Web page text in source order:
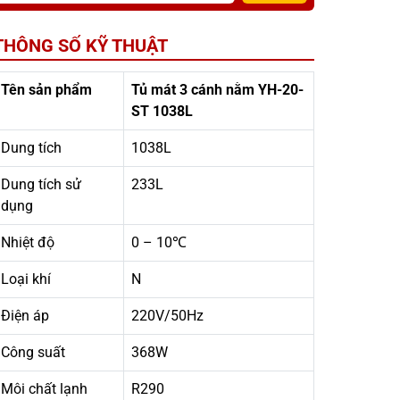
SỐ KỸ THUẬT
Tên sản phẩm
Tủ mát 3 cánh nằm YH-20-
ST 1038L
Dung tích 1038L
Dung tích sử
dụng
233L
Nhiệt độ 0 – 10℃
Loại khí N
Điện áp 220V/50Hz
Công suất 368W
Môi chất lạnh R290